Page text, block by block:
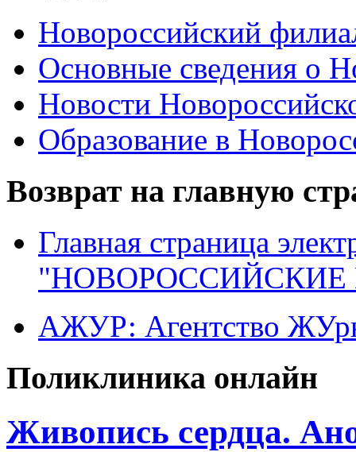
Новороссийский
Основные сведения о
Новости
Образование в
Возврат на главную
Главная страница
"НОВОРОССИЙСКИЕ
АЖУР: Агентство
Поликлиника онлайн
Живопись сердца.